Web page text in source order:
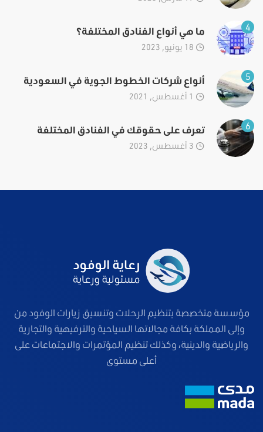
4 ما هي أنواع الفنادق المختلفة؟
5 أنواع شركات الخطوط الجوية في السعودية
6 تعرف على حقوقك في الفنادق المختلفة
مؤسسة متخصصة بتنظيم الرحلات وتنسيق زيارات الوفود من
وإلى المملكة بكافة مجالاتها السياحية والترفيهية والتجارية
والرياضية والدينية، وكذلك تنظيم المؤتمرات والاجتماعات على
أعلى مستوى